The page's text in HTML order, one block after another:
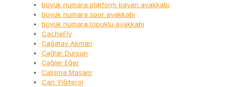
büyük numara platform bayan ayakkabı
büyük numara spor ayakkabı
büyük numara topuklu ayakkabı
CacheFly
Çağatay Akman
Çağlar Dursun
Çağler Eğer
Çalışma Masam
Can Yiğiterol